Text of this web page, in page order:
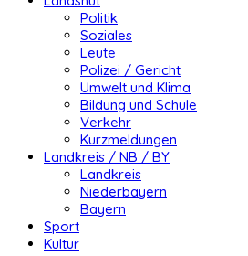
Politik
Soziales
Leute
Polizei / Gericht
Umwelt und Klima
Bildung und Schule
Verkehr
Kurzmeldungen
Landkreis / NB / BY
Landkreis
Niederbayern
Bayern
Sport
Kultur